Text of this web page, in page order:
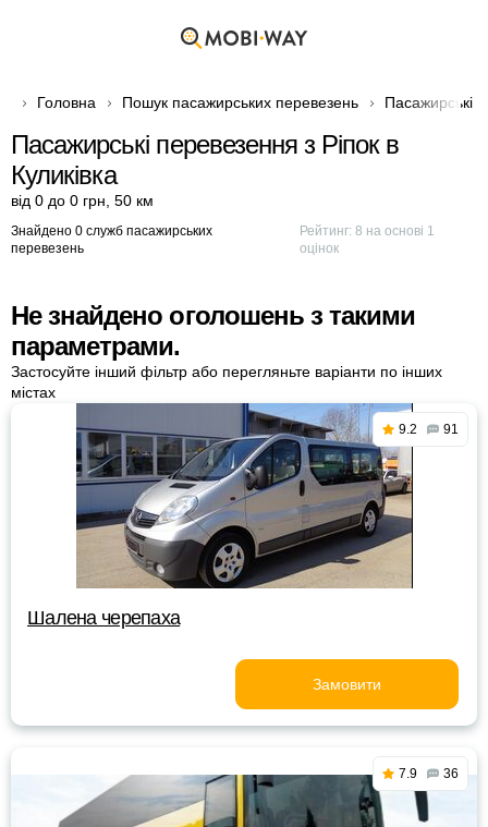
Головна Пошук пасажирських перевезень Пасажирські
Пасажирські перевезення з Ріпок в
Куликівка
від 0 до 0 грн 50 км
Знайдено 0 служб пасажирських
перевезень
Рейтинг:8 на основі 1
оцінок
Не знайдено оголошень з такими
параметрами.
Застосуйте інший фільтр або перегляньте варіанти по інших
містах
9.2 91
Шалена черепаха
Замовити
7.9 36